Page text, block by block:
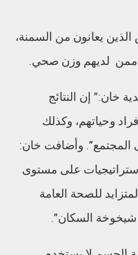
يعانون من السمنة،
ممن لديهم وزن صحي.
خان:” إن النتائج
وحياتهم، وكذلك
المجتمع”. وأضافت خان:
على مستوى
للصحة العامة
شيخوخة السكان”.